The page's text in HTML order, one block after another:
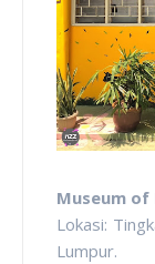
Museum of
Lokasi:
Lumpur.